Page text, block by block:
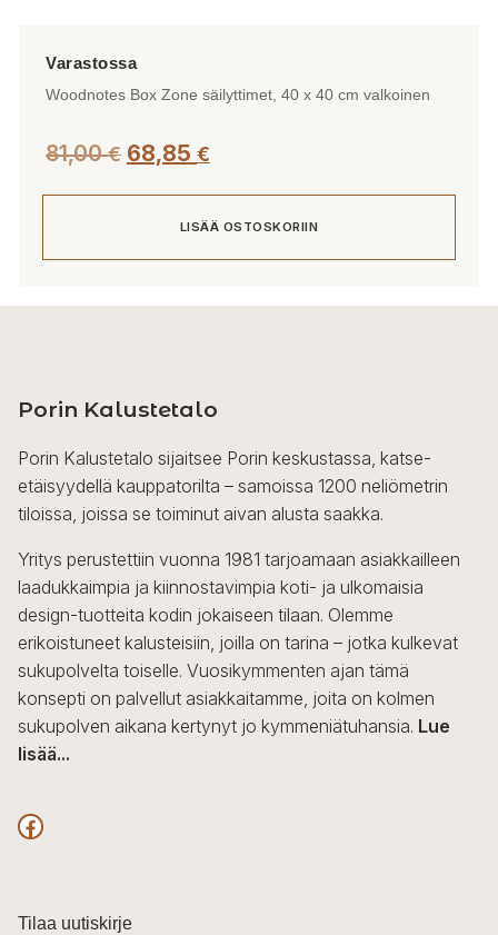
Woodnotes Box Zone säilyttimet, 40 x 40 cm valkoinen
81,00€ Alkuperäinen
81,00 €.
68,85 €
68,85 €.
LISÄÄ OSTOSKORIIN
Porin Kalustetalo
Porin Kalustetalo sijaitsee Porin keskustassa, katse-
etäisyydellä kauppatorilta – samoissa 1200 neliömetrin
tiloissa, joissa se toiminut aivan alusta saakka.
Yritys perustettiin vuonna 1981 tarjoamaan asiakkailleen
laadukkaimpia ja kiinnostavimpia koti- ja ulkomaisia
design-tuotteita kodin jokaiseen tilaan. Olemme
erikoistuneet kalusteisiin, joilla on tarina – jotka kulkevat
sukupolvelta toiselle. Vuosikymmenten ajan tämä
konsepti on palvellut asiakkaitamme, joita on kolmen
sukupolven aikana kertynyt jo kymmeniätuhansia. Lue
lisää...
F
c
Tilaa uutiskirje